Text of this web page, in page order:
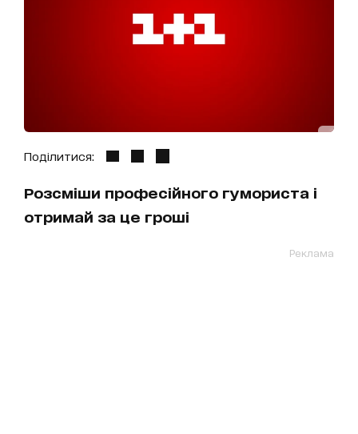
Поділитися:
Розсміши професійного гумориста і
отримай за це гроші
Реклама